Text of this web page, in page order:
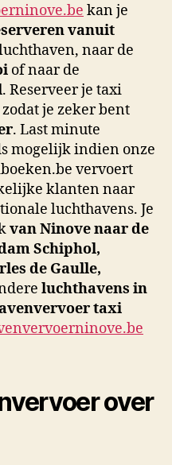
kan je
vanuit
naar de
of naar de
. Reserveer je taxi
je zeker bent
. Last minute
mogelijk indien onze
vervoert
klanten naar
luchthavens. Je
van Ninove naar de
Schiphol,
de Gaulle,
luchthavens in
taxi
over